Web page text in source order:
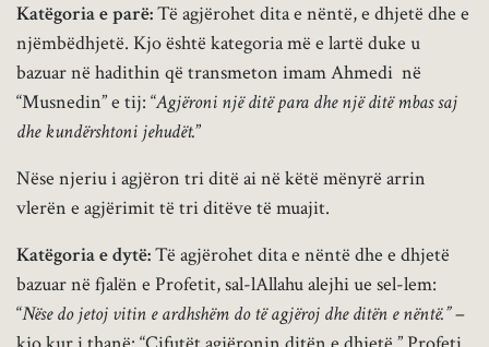
Katëgoria e parë:Të agjërohet dita e nëntë, e dhjetë dhe e
njëmbëdhjetë. Kjo është kategoria më e lartë duke u
bazuar në hadithin që transmeton imam Ahmedi në
“Musnedin” e tij: “Agjëroni një ditë para dhe një ditë mbas saj
dhe kundërshtoni jehudët.”
Nëse njeriu i agjëron tri ditë ai në këtë mënyrë arrin
vlerën e agjërimit të tri ditëve të muajit.
Katëgoria e dytë:Të agjërohet dita e nëntë dhe e dhjetë
bazuar në fjalën e Profetit, sal-lAllahu alejhi ue sel-lem:
“Nëse do jetoj vitin e ardhshëm do të agjëroj dhe ditën e nëntë.”–